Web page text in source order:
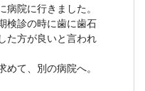
院に行きました。
検診の時に歯に歯石
た方が良いと言われ
て、別の病院へ。